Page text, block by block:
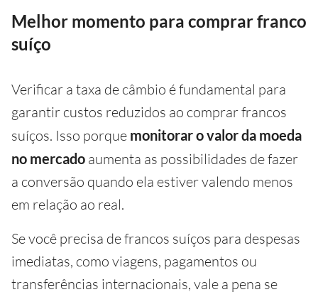
Melhor momento para comprar franco
suíço
Verificar a taxa de câmbio é fundamental para
garantir custos reduzidos ao comprar francos
suíços. Isso porque monitorar o valor da moeda
no mercado aumenta as possibilidades de fazer
a conversão quando ela estiver valendo menos
em relação ao real.
Se você precisa de francos suíços para despesas
imediatas, como viagens, pagamentos ou
transferências internacionais, vale a pena se